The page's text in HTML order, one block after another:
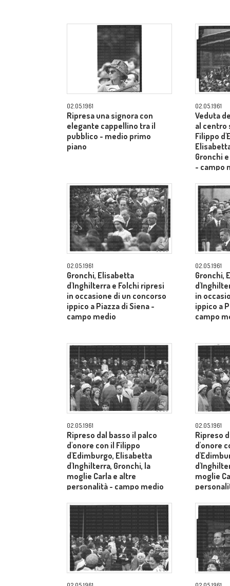
02.05.1961
Ripresa una signora con
elegante cappellino tra il
pubblico - medio primo
piano
02.05.1961
Veduta
al centro
Filippo
Gronchi
- campo
02.05.1961
Gronchi, Elisabetta
d'Inghilterra e Folchi ripresi
in occasione di un concorso
ippico a Piazza di Siena -
campo medio
02.05.1961
Gronchi,
in
ippico a
campo
02.05.1961
Ripreso dal basso il palco
d'onore con il Filippo
d'Edimburgo, Elisabetta
d'Inghilterra, Gronchi, la
moglie Carla e altre
personalità - campo medio
02.05.1961
Ripreso
d'onore
moglie